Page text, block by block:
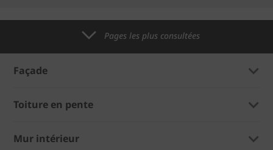
Pages les plus consultées
Façade
Toiture en pente
Mur intérieur